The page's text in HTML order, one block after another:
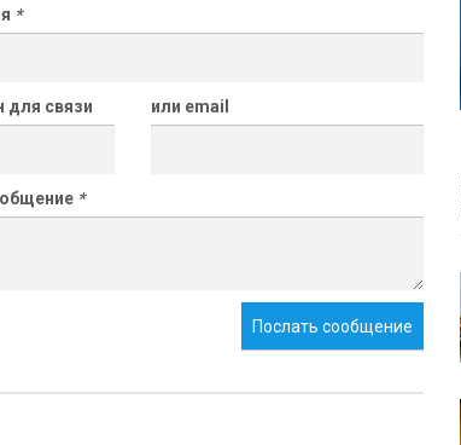
*
для связи или email
*
Послать сообщение